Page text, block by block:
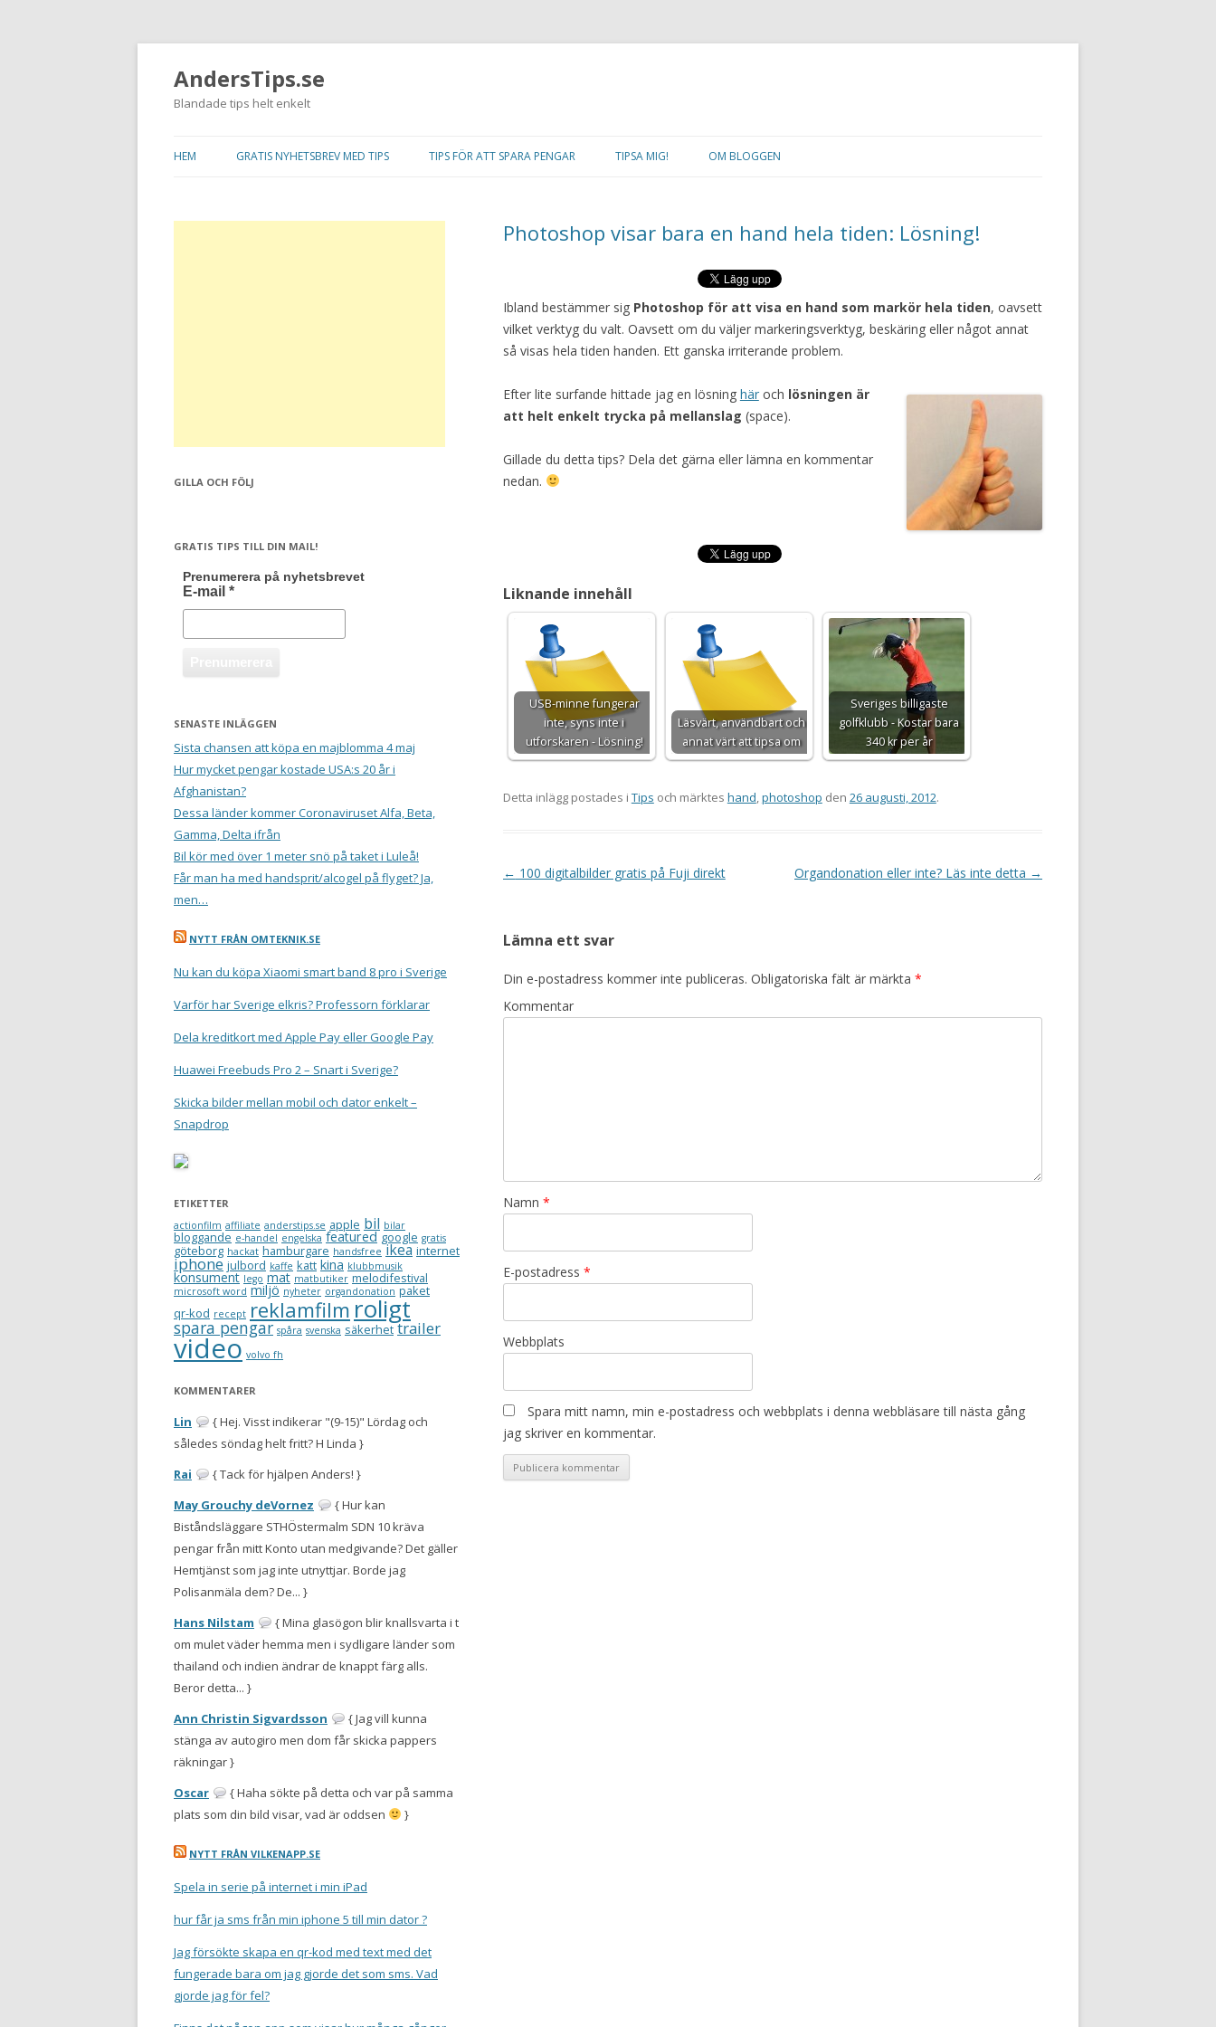
AndersTips.se
Blandade tips helt enkelt
till
HEM GRATIS NYHETSBREV MED TIPS TIPS FÖR ATT SPARA PENGAR TIPSA MIG! OM BLOGGEN
Photoshop visar bara en hand hela tiden: Lösning!
Ibland bestämmer sig Photoshop för att visa en hand som markör hela tiden, oavsett
vilket verktyg du valt. Oavsett om du väljer markeringsverktyg, beskäring eller något annat
så visas hela tiden handen. Ett ganska irriterande problem.
Efter lite surfande hittade jag en lösning häroch lösningen är
att helt enkelt trycka på mellanslag (space).
Gillade du detta tips? Dela det gärna eller lämna en kommentar
nedan.
Liknande innehåll
USB-minne fungerar
inte, syns inte i
utforskaren - Lösning!
Läsvärt, användbart och
annat värt att tipsa om
Sveriges billigaste
golfklubb - Kostar bara
340 kr per år
Detta inlägg postades i Tips och märktes hand,photoshop den 26 augusti, 2012.
Inläggsnavigering
← 100 digitalbilder gratis på Fuji direkt Organdonation eller inte? Läs inte detta →
Lämna ett svar
Din e-postadress kommer inte publiceras. Obligatoriska fält är märkta *
Kommentar
Namn *
E-postadress *
Webbplats
Spara mitt namn, min e-postadress och webbplats i denna webbläsare till nästa gång
jag skriver en kommentar.
GILLA OCH FÖLJ
GRATIS TIPS TILL DIN MAIL!
Prenumerera på nyhetsbrevet
E-mail *
SENASTE INLÄGGEN
Sista chansen att köpa en majblomma 4 maj
Hur mycket pengar kostade USA:s 20 år i
Afghanistan?
Dessa länder kommer Coronaviruset Alfa, Beta,
Gamma, Delta ifrån
Bil kör med över 1 meter snö på taket i Luleå!
Får man ha med handsprit/alcogel på flyget? Ja,
men…
NYTT FRÅN OMTEKNIK.SE
Nu kan du köpa Xiaomi smart band 8 pro i Sverige
Varför har Sverige elkris? Professorn förklarar
Dela kreditkort med Apple Pay eller Google Pay
Huawei Freebuds Pro 2 – Snart i Sverige?
Skicka bilder mellan mobil och dator enkelt –
Snapdrop
ETIKETTER
actionfilm affiliate anderstips.se apple bil bilar
bloggande e-handel engelska featured google gratis
göteborg hackat hamburgare handsfree ikea internet
iphone julbord kaffe katt kina klubbmusik
konsument lego mat matbutiker melodifestival
microsoft word miljö nyheter organdonation paket
qr-kod recept reklamfilm roligt
spara pengar spåra svenska säkerhet trailer
video volvo fh
KOMMENTARER
Lin
{ Hej. Visst indikerar "(9-15)" Lördag och
således söndag helt fritt? H Linda }
Rai
{ Tack för hjälpen Anders! }
May Grouchy deVornez
{ Hur kan
Biståndsläggare STHÖstermalm SDN 10 kräva
pengar från mitt Konto utan medgivande? Det gäller
Hemtjänst som jag inte utnyttjar. Borde jag
Polisanmäla dem? De... }
Hans Nilstam
{ Mina glasögon blir knallsvarta i t
om mulet väder hemma men i sydligare länder som
thailand och indien ändrar de knappt färg alls.
Beror detta... }
Ann Christin Sigvardsson
{ Jag vill kunna
stänga av autogiro men dom får skicka pappers
räkningar }
Oscar
{ Haha sökte på detta och var på samma
plats som din bild visar, vad är oddsen
}
NYTT FRÅN VILKENAPP.SE
Spela in serie på internet i min iPad
hur får ja sms från min iphone 5 till min dator ?
Jag försökte skapa en qr-kod med text med det
fungerade bara om jag gjorde det som sms. Vad
gjorde jag för fel?